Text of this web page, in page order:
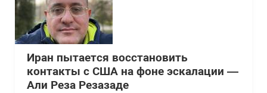
Иран пытается восстановить
контакты с США на фоне эскалации —
Али Реза Резазаде